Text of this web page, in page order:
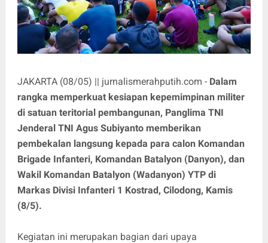
JAKARTA (08/05) || jurnalismerahputih.com - Dalam
rangka memperkuat kesiapan kepemimpinan militer
di satuan teritorial pembangunan, Panglima TNI
Jenderal TNI Agus Subiyanto memberikan
pembekalan langsung kepada para calon Komandan
Brigade Infanteri, Komandan Batalyon (Danyon), dan
Wakil Komandan Batalyon (Wadanyon) YTP di
Markas Divisi Infanteri 1 Kostrad, Cilodong, Kamis
(8/5).
Kegiatan ini merupakan bagian dari upaya